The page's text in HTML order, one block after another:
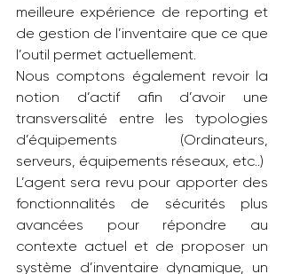
meilleure expérience de reporting et
de gestion de l’inventaire que ce que
l’outil permet actuellement.
Nous comptons également revoir la
notion d’actif afin d’avoir une
transversalité entre les typologies
d’équipements (Ordinateurs,
serveurs, équipements réseaux, etc..)
L’agent sera revu pour apporter des
fonctionnalités de sécurités plus
avancées pour répondre au
contexte actuel et de proposer un
système d’inventaire dynamique, un